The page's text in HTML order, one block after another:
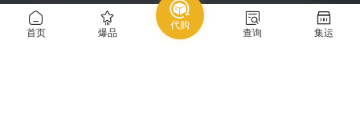
首页 爆品
代购
查询 集运
Copyright © 2019-2025 深圳市跨进物流有限公司版权所有粤ICP备19088004号-1